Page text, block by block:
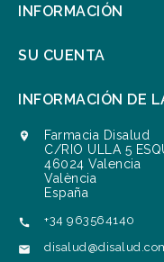
INFORMACIÓN
SU CUENTA
INFORMACIÓN DE

Farmacia Disalud
C/RIO ULLA 5
46024 Valencia
València
España
 +34 963564140
